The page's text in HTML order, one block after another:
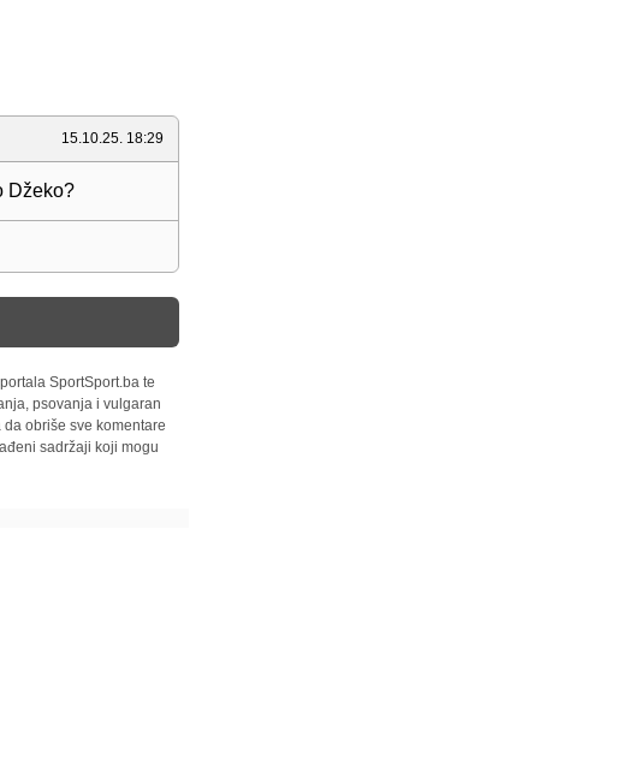
15.10.25. 18:29
Džeko?
SportSport.ba te
psovanja i vulgaran
obriše sve komentare
sadržaji koji mogu